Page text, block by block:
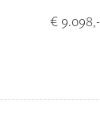
€ 9.098,-